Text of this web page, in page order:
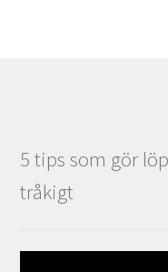
5 tips som gör
tråkigt